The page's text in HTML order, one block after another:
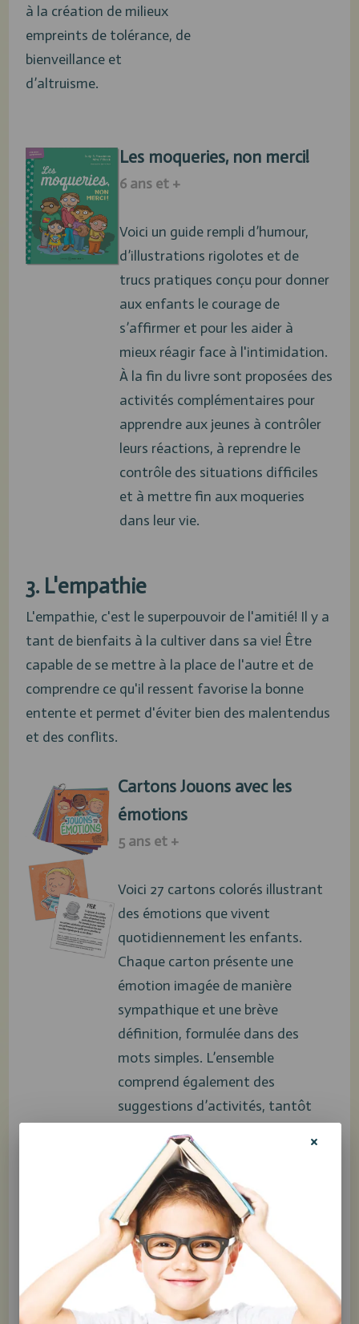
à la création de milieux
empreints de tolérance, de
bienveillance et
d’altruisme.
Les moqueries, non merci!
6 ans et +
Voici un guide rempli d’humour,
d’illustrations rigolotes et de
trucs pratiques conçu pour donner
aux enfants le courage de
s’affirmer et pour les aider à
mieux réagir face à l'intimidation.
À la fin du livre sont proposées des
activités complémentaires pour
apprendre aux jeunes à contrôler
leurs réactions, à reprendre le
contrôle des situations difficiles
et à mettre fin aux moqueries
dans leur vie.
3. L'empathie
L'empathie, c'est le superpouvoir de l'amitié! Il y a
tant de bienfaits à la cultiver dans sa vie! Être
capable de se mettre à la place de l'autre et de
comprendre ce qu'il ressent favorise la bonne
entente et permet d'éviter bien des malentendus
et des conflits.
Cartons Jouons avec les
émotions
5 ans et +
Voici 27 cartons colorés illustrant
des émotions que vivent
quotidiennement les enfants.
Chaque carton présente une
émotion imagée de manière
sympathique et une brève
définition, formulée dans des
mots simples. L’ensemble
comprend également des
suggestions d’activités, tantôt
ludiques, tantôt orientées vers
l’intervention psychoéducative.
Celles-ci faciliteront
l’apprentissage tout en offrant
l’occasion aux enfants de
développer leur intelligence
émotionnelle.